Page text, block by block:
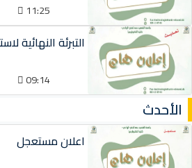
11:25
التبرئة النهائية
09:14
الأحدث
اعلان مستعجل